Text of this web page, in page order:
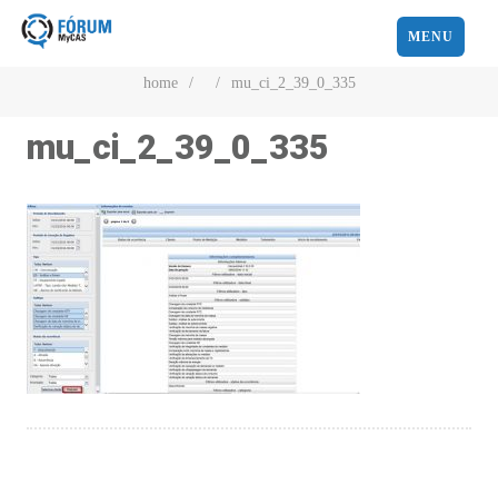
MENU
home / / mu_ci_2_39_0_335
mu_ci_2_39_0_335